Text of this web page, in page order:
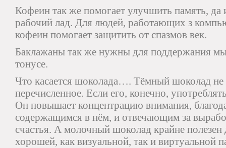
Кофеин так же помогает улучшить память, да
рабочий лад. Для людей, работающих з
кофеин помогает защитить от спазмов век.
Баклажаны так же нужны для поддержания
тонусе.
Что касается шоколада…. Тёмный шоколад не
перечисленное. Если его, конечно,
Он повышает концентрацию внимания,
содержащимся в нём, и отвечающим за
счастья. А молочный шоколад крайне полезен
хорошей, как визуальной, так и виртуальной